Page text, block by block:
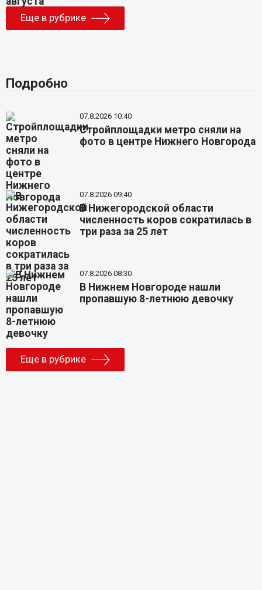
Еще в рубрике
Подробно
07.8.2026 10:40
Стройплощадки метро сняли на
фото в центре Нижнего Новгорода
07.8.2026 09:40
В Нижегородской области
численность коров сократилась в
три раза за 25 лет
07.8.2026 08:30
В Нижнем Новгороде нашли
пропавшую 8-летнюю девочку
Еще в рубрике